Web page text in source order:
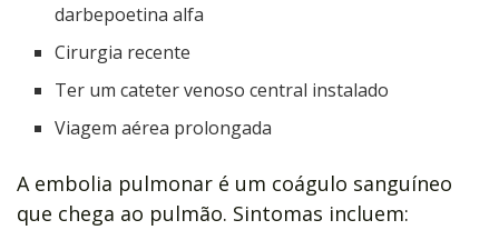
darbepoetina alfa
Cirurgia recente
Ter um cateter venoso central instalado
Viagem aérea prolongada
A embolia pulmonar é um coágulo sanguíneo
que chega ao pulmão. Sintomas incluem: